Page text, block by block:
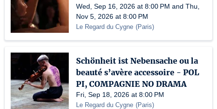
Wed, Sep 16, 2026 at 8:00 PM and Thu,
Nov 5, 2026 at 8:00 PM
Le Regard du Cygne (Paris)
Schönheit ist Nebensache ou la
beauté s’avère accessoire - POL
PI, COMPAGNIE NO DRAMA
Fri, Sep 18, 2026 at 8:00 PM
Le Regard du Cygne (Paris)